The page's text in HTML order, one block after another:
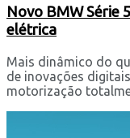
Novo BMW Série
elétrica
Mais dinâmico do
de inovações
motorização